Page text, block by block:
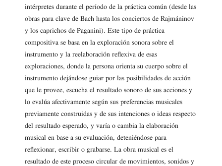
intérpretes durante el período de la práctica común (desde las
obras para clave de Bach hasta los conciertos de Rajmáninov
y los caprichos de Paganini). Este tipo de práctica
compositiva se basa en la exploración sonora sobre el
instrumento y la reelaboración reflexiva de esas
exploraciones, donde la persona orienta su cuerpo sobre el
instrumento dejándose guiar por las posibilidades de acción
que le provee, escucha el resultado sonoro de sus acciones y
lo evalúa afectivamente según sus preferencias musicales
previamente construidas y de sus intenciones o ideas respecto
del resultado esperado, y varía o cambia la elaboración
musical en base a su evaluación, deteniéndose para
reflexionar, escribir o grabarse. La obra musical es el
resultado de este proceso circular de movimientos, sonidos y